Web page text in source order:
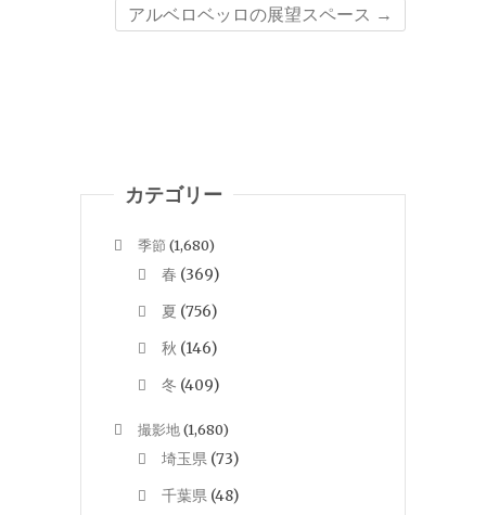
アルベロベッロの展望スペース →
カテゴリー
季節 (1,680)
春 (369)
夏 (756)
秋 (146)
冬 (409)
撮影地(1,680)
埼玉県 (73)
千葉県 (48)